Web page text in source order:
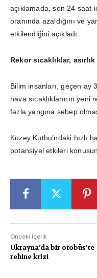
açıklamada, son 24 saat
oranında azaldığını ve
etkilendiğini açıkladı.
Rekor sıcaklıklar,
Bilim insanları, geçen ay
hava sıcaklıklarının
fazla yangına sebep
Kuzey Kutbu’ndaki hızlı
potansiyel etkileri
Önceki İçerik
Ukrayna’da bir otobüs’te
rehine krizi